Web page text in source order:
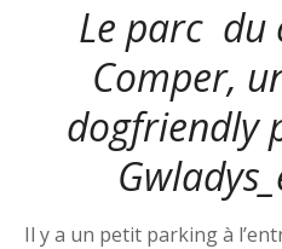
Le parc du
Comper,
dogfriendly
Il y a un petit parking à